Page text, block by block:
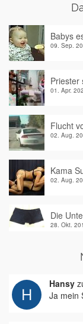
Babys
09. Sep.
Priester
01. Apr.
Flucht
02. Aug.
Kama
02. Aug.
Die
28. Okt.
Hansy
Ja mein